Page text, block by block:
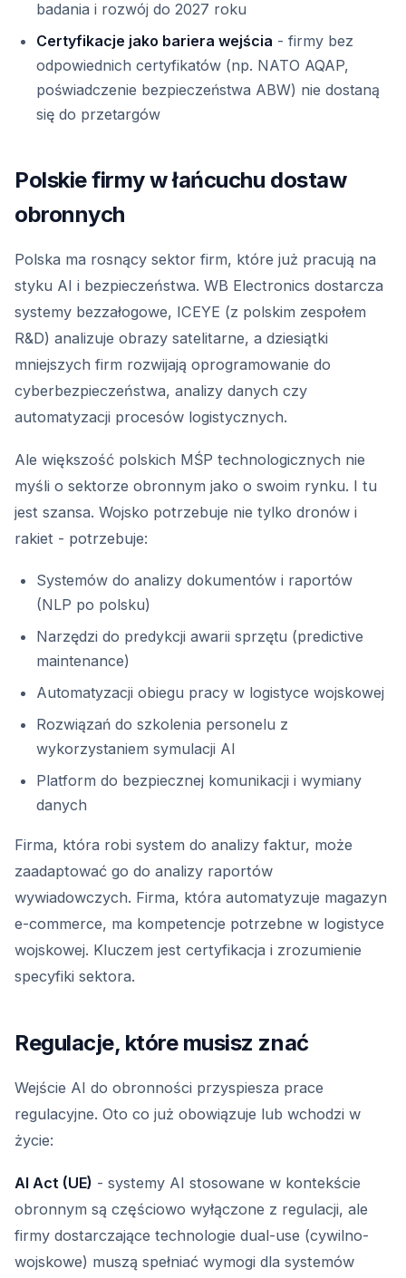
badania i rozwój do 2027 roku
Certyfikacje jako bariera wejścia - firmy bez
odpowiednich certyfikatów (np. NATO AQAP,
poświadczenie bezpieczeństwa ABW) nie dostaną
się do przetargów
Polskie firmy w łańcuchu dostaw
obronnych
Polska ma rosnący sektor firm, które już pracują na
styku AI i bezpieczeństwa. WB Electronics dostarcza
systemy bezzałogowe, ICEYE (z polskim zespołem
R&D) analizuje obrazy satelitarne, a dziesiątki
mniejszych firm rozwijają oprogramowanie do
cyberbezpieczeństwa, analizy danych czy
automatyzacji procesów logistycznych.
Ale większość polskich MŚP technologicznych nie
myśli o sektorze obronnym jako o swoim rynku. I tu
jest szansa. Wojsko potrzebuje nie tylko dronów i
rakiet - potrzebuje:
Systemów do analizy dokumentów i raportów
(NLP po polsku)
Narzędzi do predykcji awarii sprzętu (predictive
maintenance)
Automatyzacji obiegu pracy w logistyce wojskowej
Rozwiązań do szkolenia personelu z
wykorzystaniem symulacji AI
Platform do bezpiecznej komunikacji i wymiany
danych
Firma, która robi system do analizy faktur, może
zaadaptować go do analizy raportów
wywiadowczych. Firma, która automatyzuje magazyn
e-commerce, ma kompetencje potrzebne w logistyce
wojskowej. Kluczem jest certyfikacja i zrozumienie
specyfiki sektora.
Regulacje, które musisz znać
Wejście AI do obronności przyspiesza prace
regulacyjne. Oto co już obowiązuje lub wchodzi w
życie:
AI Act (UE) - systemy AI stosowane w kontekście
obronnym są częściowo wyłączone z regulacji, ale
firmy dostarczające technologie dual-use (cywilno-
wojskowe) muszą spełniać wymogi dla systemów